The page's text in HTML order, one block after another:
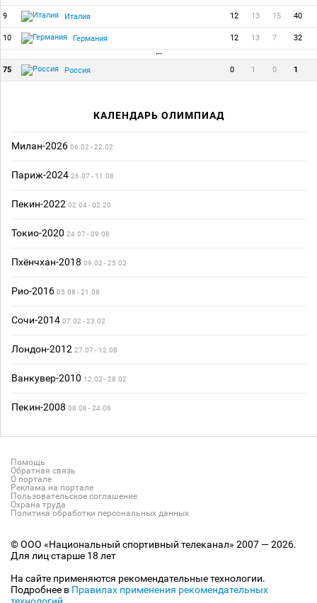
9 Италия 12 13 15 40
10 Германия 12 13 7
32
···
75
Россия 0 1 0 1
КАЛЕНДАРЬ ОЛИМПИАД
Милан-2026 06.02 - 22.02
Париж-2024 26.07 - 11.08
Пекин-2022 02.04 - 02.20
Токио-2020 24.07 - 09.08
Пхёнчхан-2018 09.02 - 25.02
Рио-2016 05.08 - 21.08
Сочи-2014 07.02 - 23.02
Лондон-2012 27.07 - 12.08
Ванкувер-2010 12.02 - 28.02
Пекин-2008 08.08 - 24.08
Помощь
Обратная связь
О портале
Реклама на портале
Пользовательское соглашение
Охрана труда
Политика обработки персональных данных
© ООО «Национальный спортивный телеканал» 2007 — 2026.
Для лиц старше 18 лет
На сайте применяются рекомендательные технологии.
Подробнее в Правилах применения рекомендательных